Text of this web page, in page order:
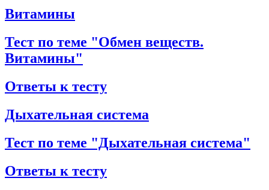
Витамины
Тест по теме "Обмен веществ.
Витамины"
Ответы к тесту
Дыхательная система
Тест по теме "Дыхательная система"
Ответы к тесту